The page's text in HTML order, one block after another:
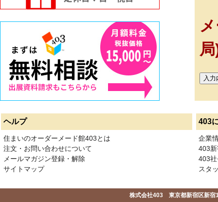
ヘルプ 403
住まいのオーダーメード館403とは
注文・お問い合わせについて
メールマガジン登録・解除
サイトマップ
企業
403
403
スタ
株式会社403 東京都新宿区新